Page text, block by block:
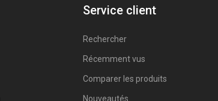
Service client
Rechercher
Récemment vus
Comparer les produits
Nouveautés